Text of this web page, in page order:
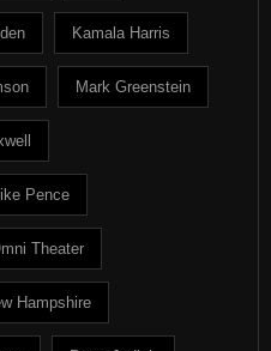
Kamala Harris
Mark Greenstein
Pence
Theater
Hampshire